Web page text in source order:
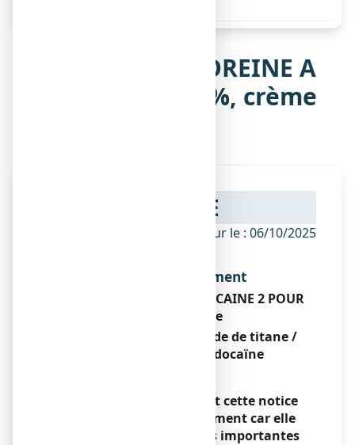
Notice de TITANOREINE A
LA LIDOCAINE 2 %, crème
NOTICE
ANSM - Mis à jour le : 06/10/2025
Dénomination du médicament
TITANOREINE A LA LIDOCAINE 2 POUR
CENT, crème
Carraghénates / Dioxyde de titane /
Oxyde de zinc / Lidocaïne
Veuillez lire attentivement cette notice
avant d’utiliser ce médicament car elle
contient des informations importantes